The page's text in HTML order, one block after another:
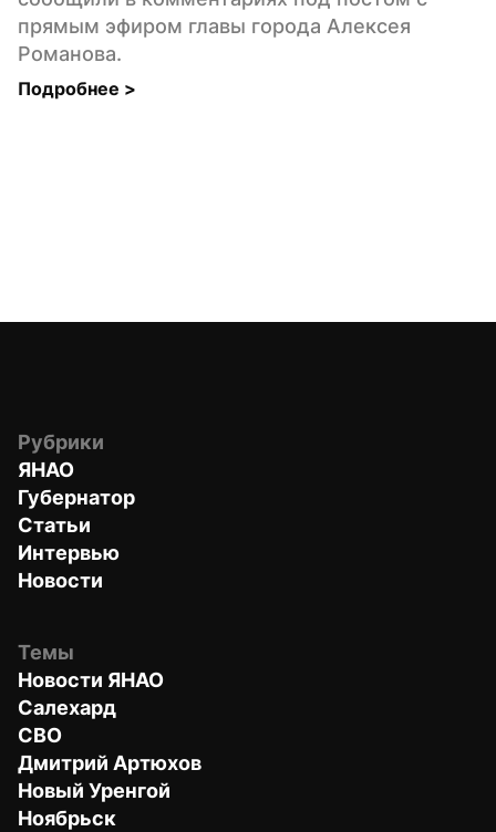
прямым эфиром главы города Алексея
Романова.
Подробнее >
Рубрики
ЯНАО
Губернатор
Статьи
Интервью
Новости
Темы
Новости ЯНАО
Салехард
СВО
Дмитрий Артюхов
Новый Уренгой
Ноябрьск